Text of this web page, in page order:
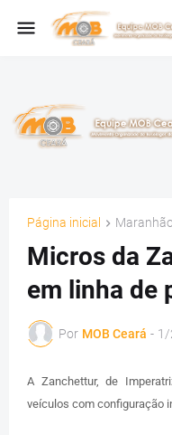
Página inicial Maranhão
Micros da
em linha de
Por MOB Ceará - 1/
A Zanchettur, de
veículos com configuração